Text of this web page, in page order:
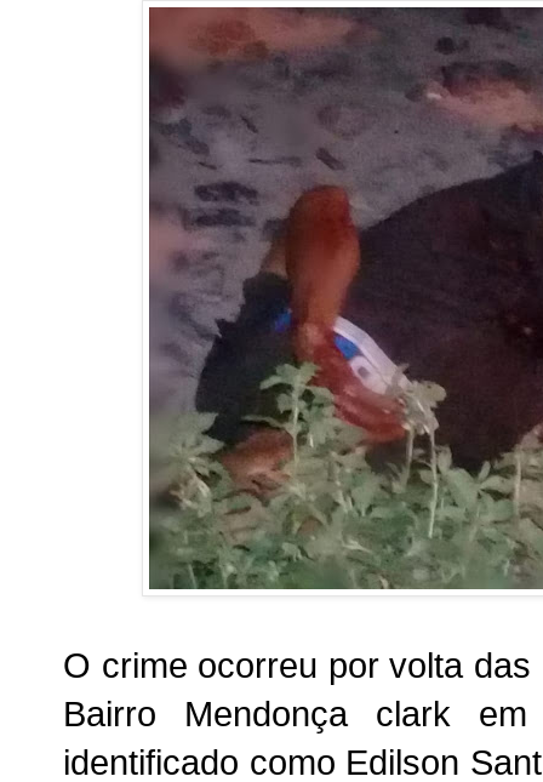
O crime ocorreu por volta
Bairro Mendonça clark
identificado como Edilson